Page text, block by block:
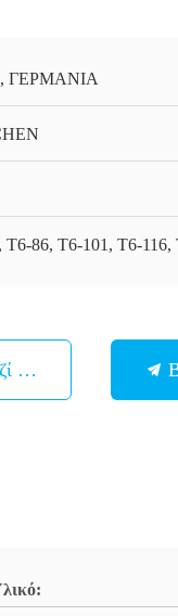
ΓΕΡΜΑΝΙΑ
T6-86, T6-101, T6-116,
Μας